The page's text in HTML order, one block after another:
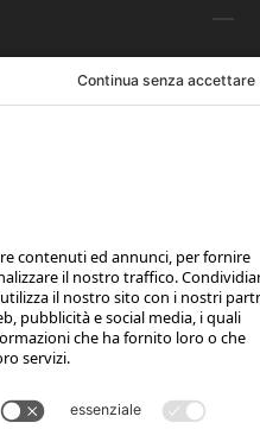
SU
più spese di spedizione e TSA
AG © 2025